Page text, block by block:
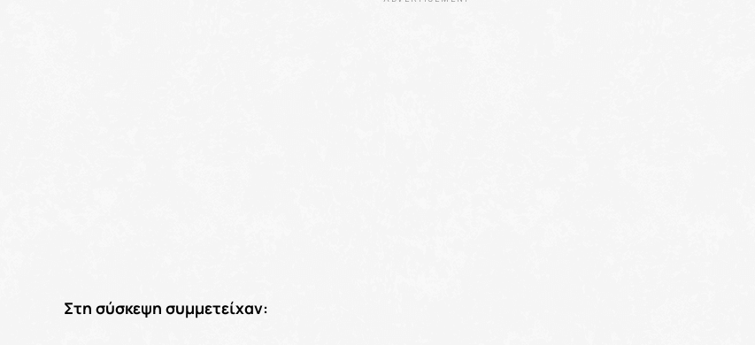
Στη σύσκεψη συμμετείχαν: